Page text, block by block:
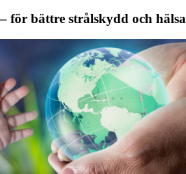
för bättre strålskydd och hälsa